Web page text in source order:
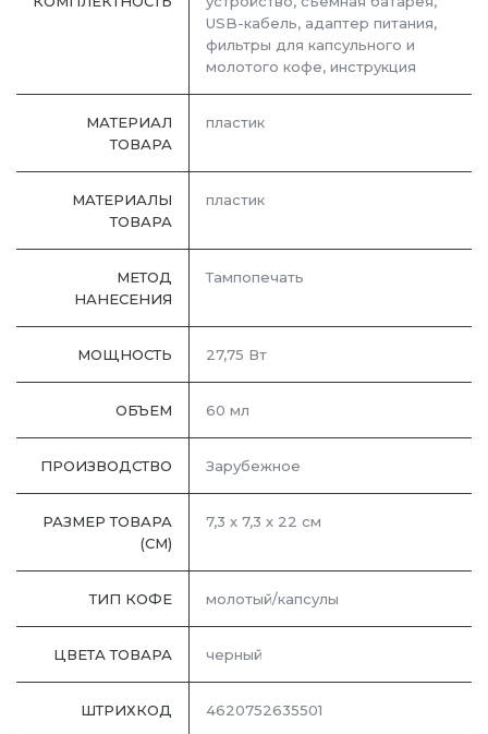
USB-кабель, адаптер питания,
фильтры для капсульного и
молотого кофе, инструкция
МАТЕРИАЛ
ТОВАРА
пластик
МАТЕРИАЛЫ
ТОВАРА
пластик
МЕТОД
НАНЕСЕНИЯ
Тампопечать
МОЩНОСТЬ 27,75 Вт
ОБЪЕМ 60 мл
ПРОИЗВОДСТВО Зарубежное
РАЗМЕР ТОВАРА
(СМ)
7,3 х 7,3 х 22 см
ТИП КОФЕ молотый/капсулы
ЦВЕТА ТОВАРА черный
ШТРИХКОД 4620752635501